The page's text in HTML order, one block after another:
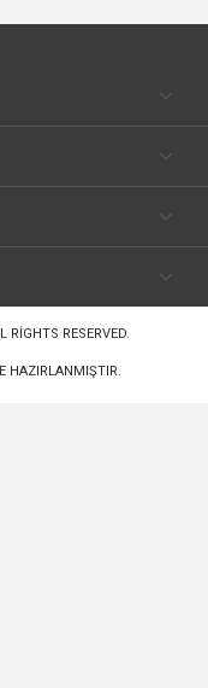
RIGHTS RESERVED.
HAZIRLANMIŞTIR.